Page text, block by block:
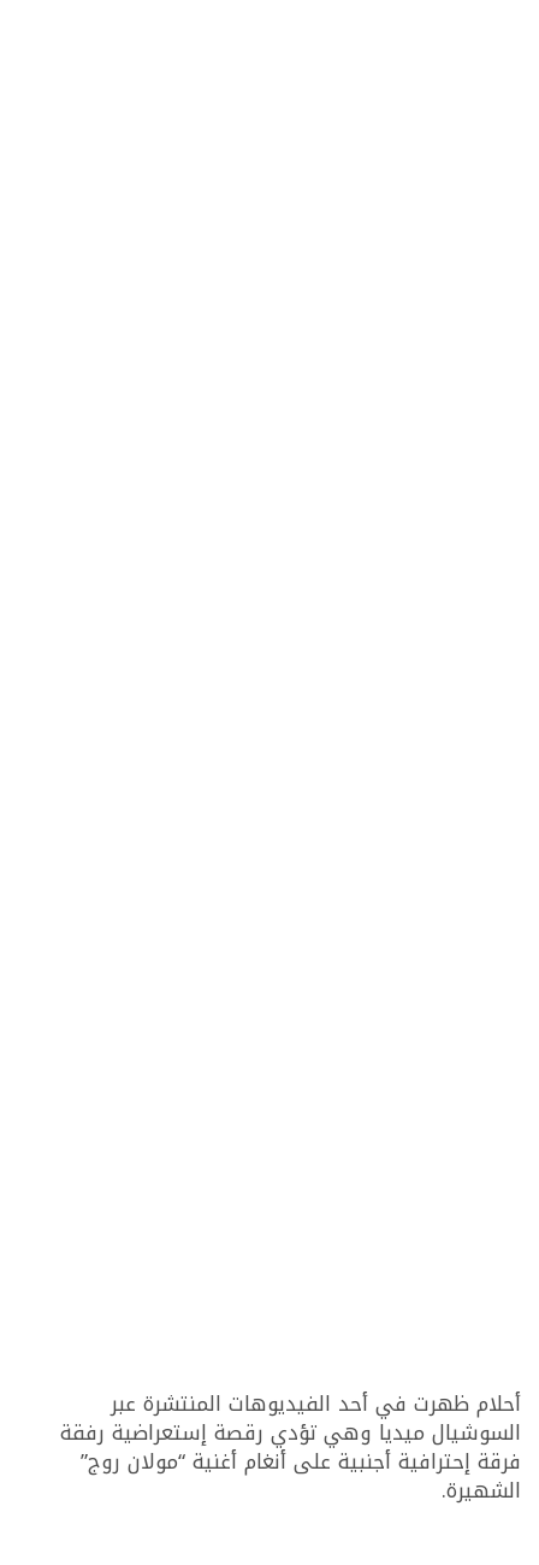
أحلام ظهرت في أحد الفيديوهات المنتشرة عبر
السوشيال ميديا وهي تؤدي رقصة إستعراضية رفقة
فرقة إحترافية أجنبية على أنغام أغنية “مولان روج”
الشهيرة.